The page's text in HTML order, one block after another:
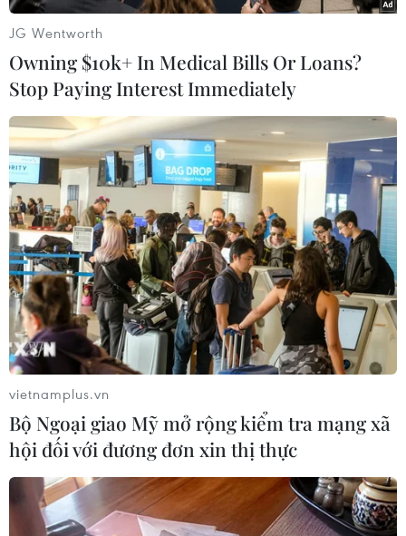
#Mua vé tàu Tết
#Tết Nguyên đán 2019
#Tuyến Thống Nhất
#Tin tức
#Tin tức mới nhất
#Tin tức 24h
#Tin tức mới nhất trong ngày
#Tin tức thời sự
#Tin tức
#Tin hot
#Vietnam #Plus #VietnamPlus
Theo dõi VietnamPlus
TIN LIÊN QUAN
JG Wentworth
Owning $10k+ In Medical Bills Or Loans?
Stop Paying Interest Immediately
vietnamplus.vn
Bộ Ngoại giao Mỹ mở rộng kiểm tra mạng xã
hội đối với đương đơn xin thị thực